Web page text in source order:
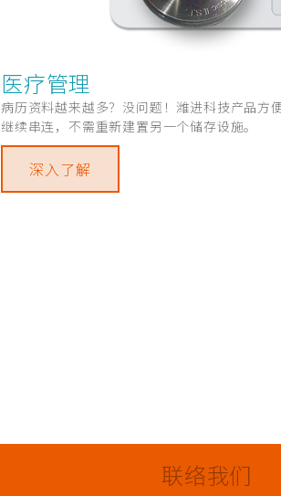
医疗管理
病历资料越来越多？没问题！潍进科技产品方
继续串连，不需重新建置另一个储存设施。
深入了解
联络我们